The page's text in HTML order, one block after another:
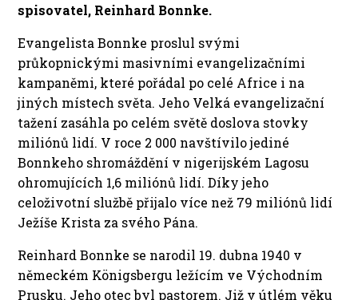
spisovatel, Reinhard Bonnke.
Evangelista Bonnke proslul svými
průkopnickými masivními evangelizačními
kampaněmi, které pořádal po celé Africe i na
jiných místech světa. Jeho Velká evangelizační
tažení zasáhla po celém světě doslova stovky
miliónů lidí. V roce 2 000 navštívilo jediné
Bonnkeho shromáždění v nigerijském Lagosu
ohromujících 1,6 miliónů lidí. Díky jeho
celoživotní službě přijalo více než 79 miliónů lidí
Ježíše Krista za svého Pána.
Reinhard Bonnke se narodil 19. dubna 1940 v
německém Königsbergu ležícím ve Východním
Prusku. Jeho otec byl pastorem. Již v útlém věku